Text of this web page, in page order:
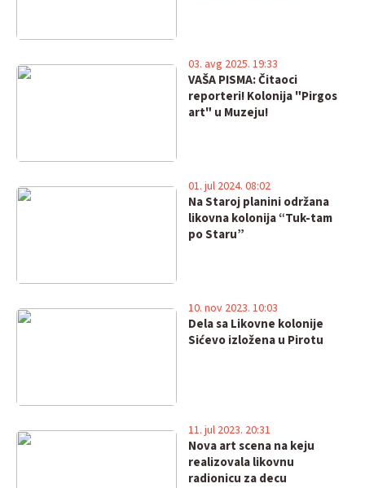
VAŠA PISMA: Čitaoci
reporteri! Kolonija "Pirgos
art" u Muzeju!
03. avg 2025. 19:33
Na Staroj planini održana
likovna kolonija “Tuk-tam
po Staru”
01. jul 2024. 08:02
Dela sa Likovne kolonije
Sićevo izložena u Pirotu
10. nov 2023. 10:03
Nova art scena na keju
realizovala likovnu
radionicu za decu
11. jul 2023. 20:31